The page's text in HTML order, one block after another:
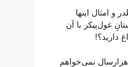
و امثال اینها
غول‌پیکر با آن
دارید؟!
نمی‌خواهم